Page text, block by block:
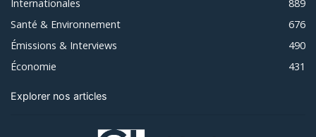
Internationales
889
Santé & Environnement
676
Émissions & Interviews
490
Économie
431
Explorer nos articles